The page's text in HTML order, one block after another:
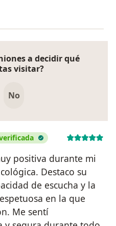
a decidir qué
visitar?
No
positiva durante mi
Destaco su
de escucha y la
en la que
Me sentí